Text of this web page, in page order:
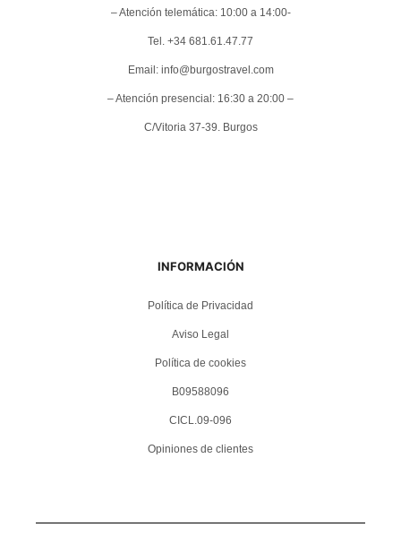
– Atención telemática: 10:00 a 14:00-
Tel. +34 681.61.47.77
Email: info@burgostravel.com
– Atención presencial: 16:30 a 20:00 –
C/Vitoria 37-39. Burgos
INFORMACIÓN
Política de Privacidad
Aviso Legal
Política de cookies
B09588096
CICL.09-096
Opiniones de clientes